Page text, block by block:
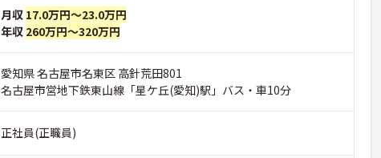
月収 17.0万円～23.0万円
年収 260万円～320万円
愛知県 名古屋市名東区 高針荒田801
名古屋市営地下鉄東山線「星ケ丘(愛知)駅」バス・車10分
正社員(正職員)